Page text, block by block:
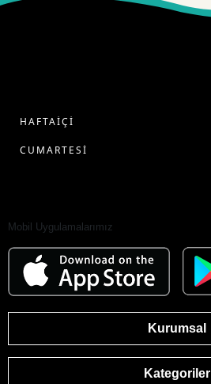
HAFTAİÇİ
CUMARTESİ
Mobil Uygulamalarımız
Kurumsal
Kategoriler